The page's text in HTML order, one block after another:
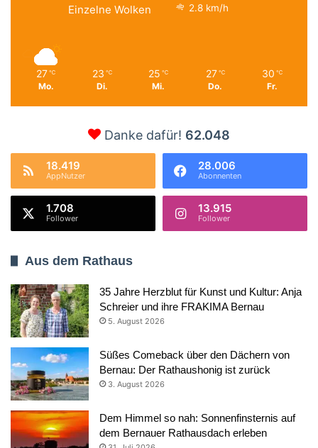
Einzelne Wolken
2.8 km/h
27 ℃
Mo.
23 ℃
Di.
25 ℃
Mi.
27 ℃
Do.
30 ℃
Fr.
Danke dafür! 62.048
18.419
AppNutzer
28.006
Abonnenten
1.708
Follower
13.915
Follower
Aus dem Rathaus
35 Jahre Herzblut für Kunst und Kultur: Anja
Schreier und ihre FRAKIMA Bernau
5. August 2026
Süßes Comeback über den Dächern von
Bernau: Der Rathaushonig ist zurück
3. August 2026
Dem Himmel so nah: Sonnenfinsternis auf
dem Bernauer Rathausdach erleben